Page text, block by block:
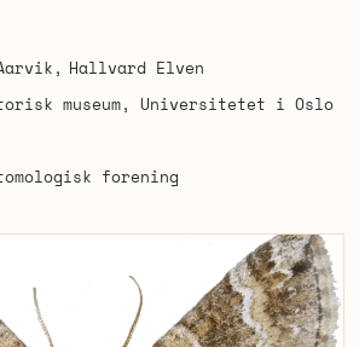
Hallvard Elven
museum, Universitetet i Oslo
forening